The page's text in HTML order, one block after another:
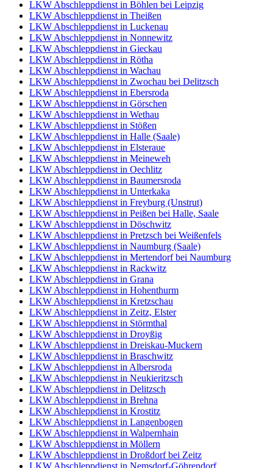
LKW Abschleppdienst in Böhlen bei Leipzig
LKW Abschleppdienst in Theißen
LKW Abschleppdienst in Luckenau
LKW Abschleppdienst in Nonnewitz
LKW Abschleppdienst in Gieckau
LKW Abschleppdienst in Rötha
LKW Abschleppdienst in Wachau
LKW Abschleppdienst in Zwochau bei Delitzsch
LKW Abschleppdienst in Ebersroda
LKW Abschleppdienst in Görschen
LKW Abschleppdienst in Wethau
LKW Abschleppdienst in Stößen
LKW Abschleppdienst in Halle (Saale)
LKW Abschleppdienst in Elsteraue
LKW Abschleppdienst in Meineweh
LKW Abschleppdienst in Oechlitz
LKW Abschleppdienst in Baumersroda
LKW Abschleppdienst in Unterkaka
LKW Abschleppdienst in Freyburg (Unstrut)
LKW Abschleppdienst in Peißen bei Halle, Saale
LKW Abschleppdienst in Döschwitz
LKW Abschleppdienst in Pretzsch bei Weißenfels
LKW Abschleppdienst in Naumburg (Saale)
LKW Abschleppdienst in Mertendorf bei Naumburg
LKW Abschleppdienst in Rackwitz
LKW Abschleppdienst in Grana
LKW Abschleppdienst in Hohenthurm
LKW Abschleppdienst in Kretzschau
LKW Abschleppdienst in Zeitz, Elster
LKW Abschleppdienst in Störmthal
LKW Abschleppdienst in Droyßig
LKW Abschleppdienst in Dreiskau-Muckern
LKW Abschleppdienst in Braschwitz
LKW Abschleppdienst in Albersroda
LKW Abschleppdienst in Neukieritzsch
LKW Abschleppdienst in Delitzsch
LKW Abschleppdienst in Brehna
LKW Abschleppdienst in Krostitz
LKW Abschleppdienst in Langenbogen
LKW Abschleppdienst in Walpernhain
LKW Abschleppdienst in Möllern
LKW Abschleppdienst in Droßdorf bei Zeitz
LKW Abschleppdienst in Nemsdorf-Göhrendorf